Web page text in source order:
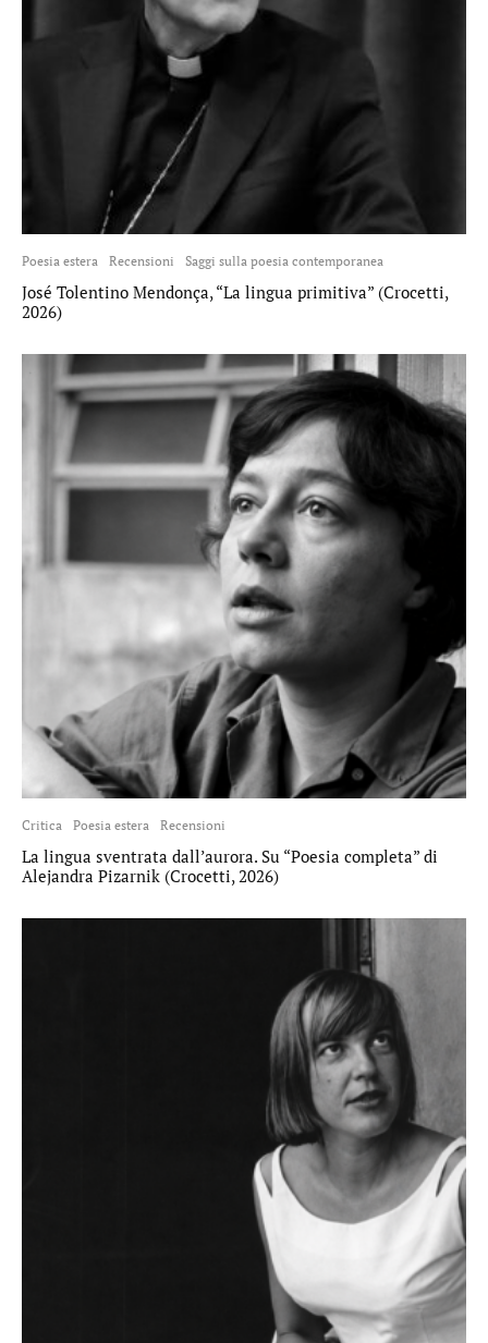
Poesia estera Recensioni Saggi sulla poesia contemporanea
José Tolentino Mendonça, “La lingua primitiva” (Crocetti,
2026)
Critica Poesia estera Recensioni
La lingua sventrata dall’aurora. Su “Poesia completa” di
Alejandra Pizarnik (Crocetti, 2026)